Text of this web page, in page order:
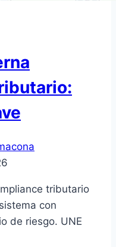
tributario
con
de riesgo. UNE